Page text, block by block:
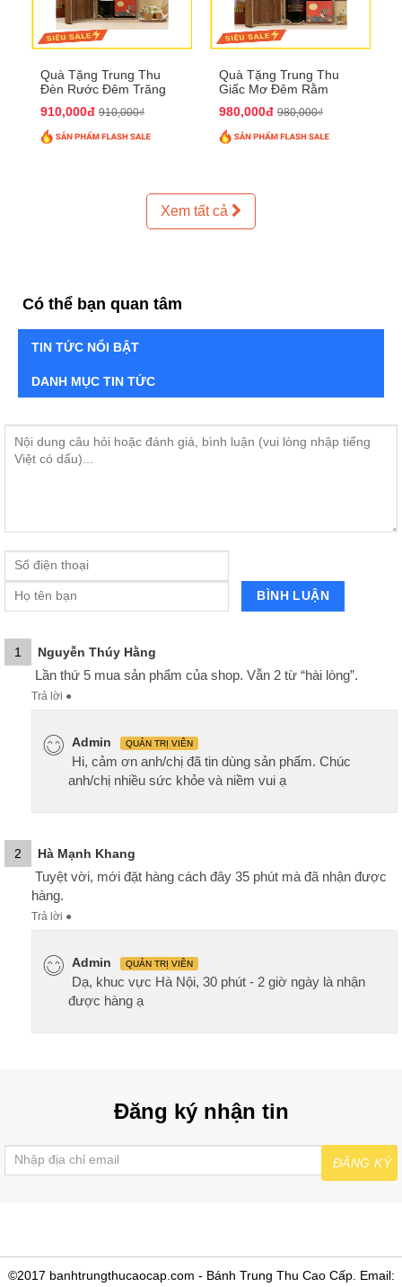
Quà Tặng Trung Thu
Đèn Rước Đêm Trăng
910,000đ 910,000₫
Quà Tặng Trung Thu
Giấc Mơ Đêm Rằm
980,000đ 980,000₫
Xem tất cả
Có thể bạn quan tâm
TIN TỨC NỔI BẬT
DANH MỤC TIN TỨC
1 Nguyễn Thúy Hằng
Lần thứ 5 mua sản phẩm của shop. Vẫn 2 từ “hài lòng”.
Trả lời ●
Admin QUẢN TRỊ VIÊN
Hi, cảm ơn anh/chị đã tin dùng sản phẩm. Chúc
anh/chị nhiều sức khỏe và niềm vui ạ
2 Hà Mạnh Khang
Tuyệt vời, mới đặt hàng cách đây 35 phút mà đã nhận được
hàng.
Trả lời ●
Admin QUẢN TRỊ VIÊN
Dạ, khuc vực Hà Nội, 30 phút - 2 giờ ngày là nhận
được hàng ạ
Đăng ký nhận tin
ĐĂNG KÝ
©2017 banhtrungthucaocap.com - Bánh Trung Thu Cao Cấp. Email: